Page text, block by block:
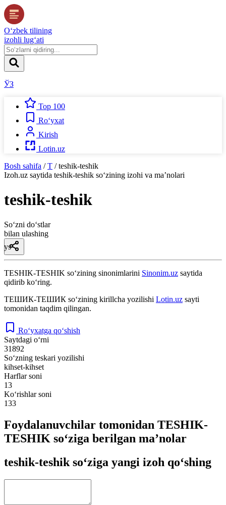
O‘zbek tilining
izohli lug‘ati
ЎЗ
Top 100
Ro‘yxat
Kirish
Lotin.uz
Bosh sahifa / T / teshik-teshik
Izoh.uz saytida teshik-teshik so‘zining izohi va ma’nolari
teshik-teshik
So‘zni do‘stlar
bilan ulashing
ys
TESHIK-TESHIK so‘zining sinonimlarini Sinonim.uz saytida
qidirib ko‘ring.
ТЕШИК-ТЕШИК so‘zining kirillcha yozilishi Lotin.uz sayti
tomonidan taqdim qilingan.
Ro‘yxatga qo‘shish
Saytdagi o‘rni
31892
So‘zning teskari yozilishi
kihset-kihset
Harflar soni
13
Ko‘rishlar soni
133
Foydalanuvchilar tomonidan TESHIK-
TESHIK so‘ziga berilgan ma’nolar
teshik-teshik so‘ziga yangi izoh qo‘shing